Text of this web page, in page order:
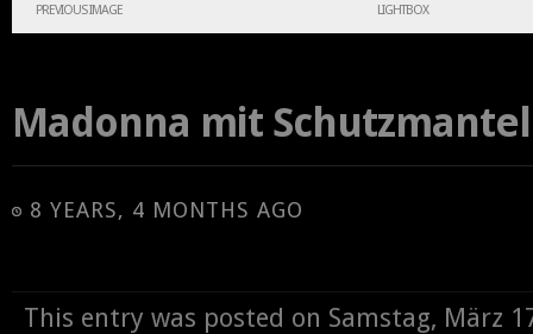
PREVIOUS IMAGE LIGHTBOX
Madonna mit Schutzmantel
8 YEARS, 4 MONTHS AGO
This entry was posted on Samstag, März